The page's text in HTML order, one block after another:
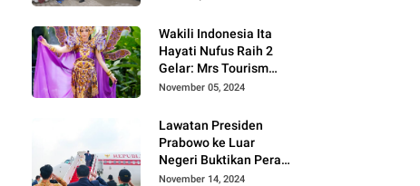
Wakili Indonesia Ita
Hayati Nufus Raih 2
Gelar: Mrs Tourism
2024 dan Fourth
Worldwide
International 2024, di
Pemilihan Mrs
Worldwide 2024
November 05, 2024
Lawatan Presiden
Prabowo ke Luar
Negeri Buktikan Peran
Strategis Indonesia di
November 14, 2024